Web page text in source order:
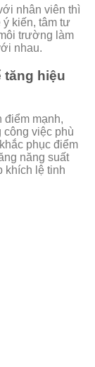
nhân viên thì
kiến, tâm tư
trường làm
nhau.
tăng hiệu
điểm mạnh,
công việc phù
phục điểm
năng suất
khích lệ tinh